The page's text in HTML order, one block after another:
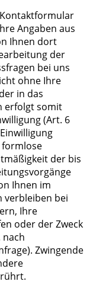
Angaben aus
Ihnen dort
der
bei uns
ohne Ihre
in das
erfolgt somit
(Art. 6
formlose
der bis
Ihnen im
verbleiben bei
Ihre
oder der Zweck
nach
Zwingende